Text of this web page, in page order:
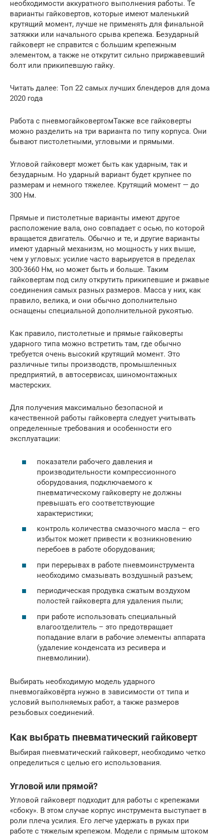
необходимости аккуратного выполнения работы. Те
варианты гайковертов, которые имеют маленький
крутящий момент, лучше не применять для финальной
затяжки или начального срыва крепежа. Безударный
гайковерт не справится с большим крепежным
элементом, а также не открутит сильно приржавевший
болт или прикипевшую гайку.
Читать далее: Топ 22 самых лучших блендеров для дома
2020 года
Работа с пневмогайковертомТакже все гайковерты
можно разделить на три варианта по типу корпуса. Они
бывают пистолетными, угловыми и прямыми.
Угловой гайковерт может быть как ударным, так и
безударным. Но ударный вариант будет крупнее по
размерам и немного тяжелее. Крутящий момент — до
300 Нм.
Прямые и пистолетные варианты имеют другое
расположение вала, оно совпадает с осью, по которой
вращается двигатель. Обычно и те, и другие варианты
имеют ударный механизм, но мощность у них выше,
чем у угловых: усилие часто варьируется в пределах
300-3660 Нм, но может быть и больше. Таким
гайковертам под силу открутить прикипевшие и ржавые
соединения самых разных размеров. Масса у них, как
правило, велика, и они обычно дополнительно
оснащены специальной дополнительной рукоятью.
Как правило, пистолетные и прямые гайковерты
ударного типа можно встретить там, где обычно
требуется очень высокий крутящий момент. Это
различные типы производств, промышленных
предприятий, в автосервисах, шиномонтажных
мастерских.
Для получения максимально безопасной и
качественной работы гайковерта следует учитывать
определенные требования и особенности его
эксплуатации:
показатели рабочего давления и
производительности компрессионного
оборудования, подключаемого к
пневматическому гайковерту не должны
превышать его соответствующие
характеристики;
контроль количества смазочного масла – его
избыток может привести к возникновению
перебоев в работе оборудования;
при перерывах в работе пневмоинструмента
необходимо смазывать воздушный разъем;
периодическая продувка сжатым воздухом
полостей гайковерта для удаления пыли;
при работе использовать специальный
влагоотделитель – это предотвращает
попадание влаги в рабочие элементы аппарата
(удаление конденсата из ресивера и
пневмолинии).
Выбирать необходимую модель ударного
пневмогайковёрта нужно в зависимости от типа и
условий выполняемых работ, а также размеров
резьбовых соединений.
Как выбрать пневматический гайковерт
Выбирая пневматический гайковерт, необходимо четко
определиться с целью его использования.
Угловой или прямой?
Угловой гайковерт подходит для работы с крепежами
«сбоку». В этом случае корпус инструмента выступает в
роли плеча усилия. Его легче удержать в руках при
работе с тяжелым крепежом. Модели с прямым штоком